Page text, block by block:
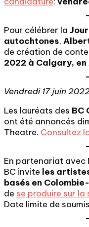
Pour célébrer la
autochtones,
de création de
2022 à Calgary,
Vendredi 17 juin
Les lauréats des BC
ont été annoncés
Theatre. Consultez
En partenariat avec
BC invite les
basés en
de se produire sur
Date limite de